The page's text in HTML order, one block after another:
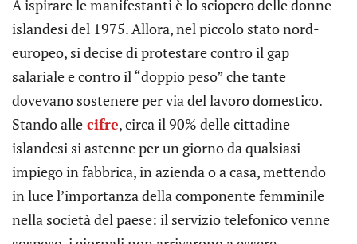
A ispirare le manifestanti è lo sciopero delle donne
islandesi del 1975. Allora, nel piccolo stato nord-
europeo, si decise di protestare contro il gap
salariale e contro il “doppio peso” che tante
dovevano sostenere per via del lavoro domestico.
Stando alle cifre, circa il 90% delle cittadine
islandesi si astenne per un giorno da qualsiasi
impiego in fabbrica, in azienda o a casa, mettendo
in luce l’importanza della componente femminile
nella società del paese: il servizio telefonico venne